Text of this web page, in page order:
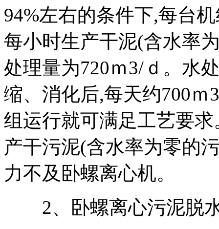
94%左右的条件下,每台
每小时生产干泥(含水率
处理量为720ｍ3/ｄ。水
缩、消化后,每天约700ｍ
组运行就可满足工艺要
产干污泥(含水率为零的
力不及卧螺离心机。
2、卧螺离心污泥脱